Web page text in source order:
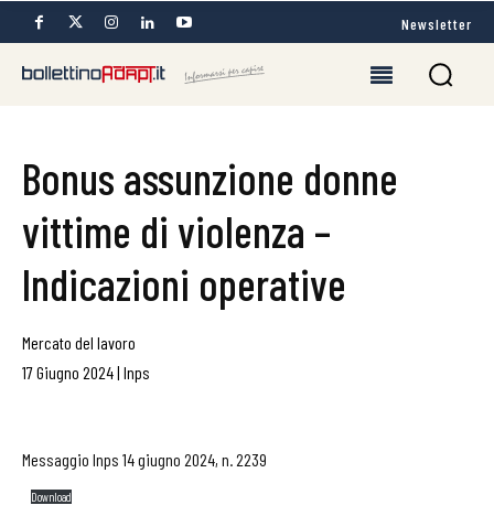
Newsletter
Bonus assunzione donne
vittime di violenza –
Indicazioni operative
Mercato del lavoro
17 Giugno 2024| Inps
Messaggio Inps 14 giugno 2024, n. 2239
Download